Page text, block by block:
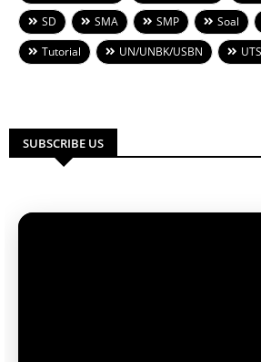
SD
SMA SMP Soal
Tutorial
UN/UNBK/USBN
SUBSCRIBE US